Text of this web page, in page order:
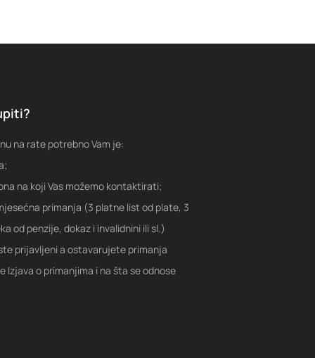
na rate potrebno Vam je:
na koji Vas možemo kontaktirati;
primanja (3 platne list od plate, 3
od penzije, dokaz i invalidnini ili sl.)
prijavljeni a ostavarujete primanja
Izjava o primanjima i na šta se odnose